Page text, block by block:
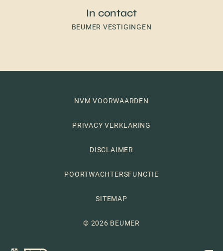
In contact
BEUMER VESTIGINGEN
NVM VOORWAARDEN
PRIVACY VERKLARING
DISCLAIMER
POORTWACHTERSFUNCTIE
SITEMAP
© 2026 BEUMER